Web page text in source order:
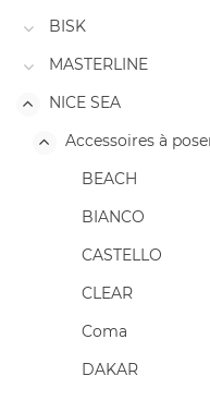
BISK
MASTERLINE
NICE SEA
Accessoires à
BEACH
BIANCO
CASTELLO
CLEAR
Coma
DAKAR